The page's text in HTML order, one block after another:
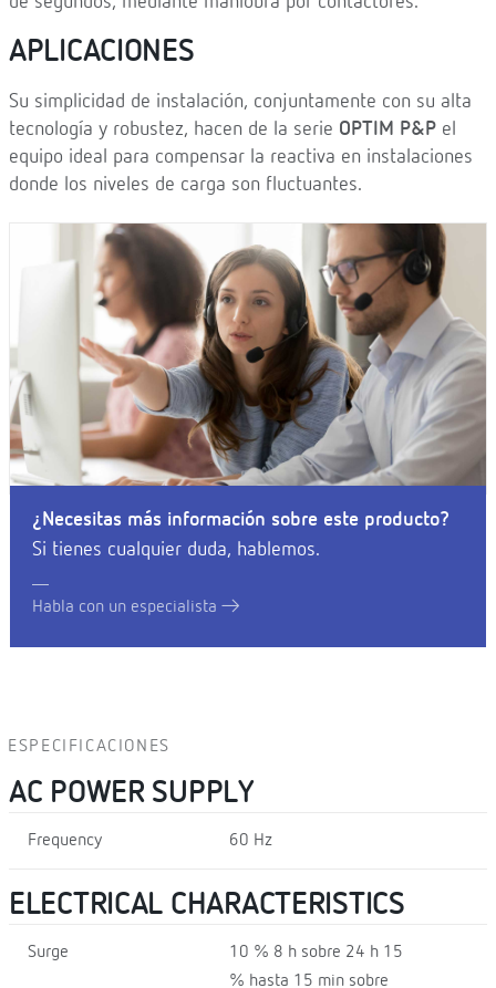
APLICACIONES
Su simplicidad de instalación, conjuntamente con su alta
tecnología y robustez, hacen de la serie OPTIM P&P el
equipo ideal para compensar la reactiva en instalaciones
donde los niveles de carga son fluctuantes.
¿Necesitas más información sobre este producto?
Si tienes cualquier duda, hablemos.
Habla con un especialista
ESPECIFICACIONES
AC POWER SUPPLY
Frequency 60 Hz
ELECTRICAL CHARACTERISTICS
Surge
10 % 8 h sobre 24 h 15
% hasta 15 min sobre